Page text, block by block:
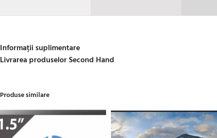
Informații suplimentare
Livrarea produselor Second Hand
Produse similare